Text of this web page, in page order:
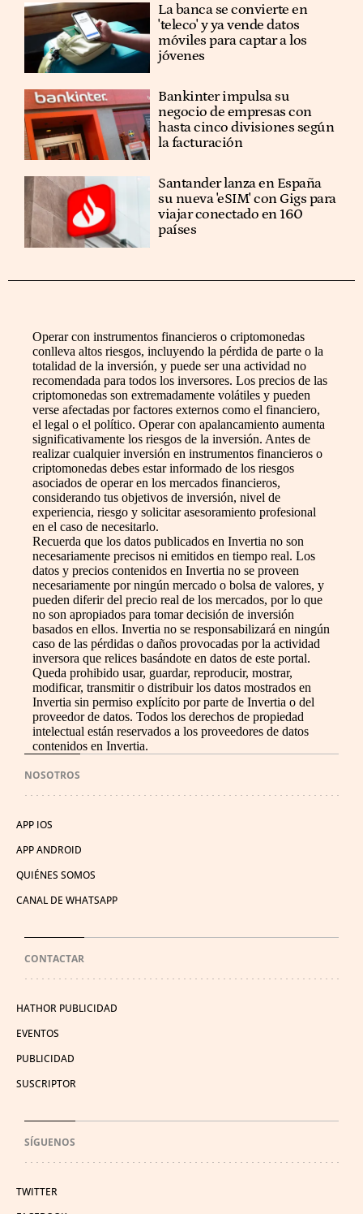
La banca se convierte en
'teleco' y ya vende datos
móviles para captar a los
jóvenes
Bankinter impulsa su
negocio de empresas con
hasta cinco divisiones según
la facturación
Santander lanza en España
su nueva 'eSIM' con Gigs para
viajar conectado en 160
países
Operar con instrumentos financieros o criptomonedas
conlleva altos riesgos, incluyendo la pérdida de parte o la
totalidad de la inversión, y puede ser una actividad no
recomendada para todos los inversores. Los precios de las
criptomonedas son extremadamente volátiles y pueden
verse afectadas por factores externos como el financiero,
el legal o el político. Operar con apalancamiento aumenta
significativamente los riesgos de la inversión. Antes de
realizar cualquier inversión en instrumentos financieros o
criptomonedas debes estar informado de los riesgos
asociados de operar en los mercados financieros,
considerando tus objetivos de inversión, nivel de
experiencia, riesgo y solicitar asesoramiento profesional
en el caso de necesitarlo.
Recuerda que los datos publicados en Invertia no son
necesariamente precisos ni emitidos en tiempo real. Los
datos y precios contenidos en Invertia no se proveen
necesariamente por ningún mercado o bolsa de valores, y
pueden diferir del precio real de los mercados, por lo que
no son apropiados para tomar decisión de inversión
basados en ellos. Invertia no se responsabilizará en ningún
caso de las pérdidas o daños provocadas por la actividad
inversora que relices basándote en datos de este portal.
Queda prohibido usar, guardar, reproducir, mostrar,
modificar, transmitir o distribuir los datos mostrados en
Invertia sin permiso explícito por parte de Invertia o del
proveedor de datos. Todos los derechos de propiedad
intelectual están reservados a los proveedores de datos
contenidos en Invertia.
NOSOTROS
APP IOS
APP ANDROID
QUIÉNES SOMOS
CANAL DE WHATSAPP
CONTACTAR
HATHOR PUBLICIDAD
EVENTOS
PUBLICIDAD
SUSCRIPTOR
SÍGUENOS
TWITTER